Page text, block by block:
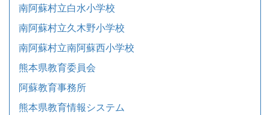
南阿蘇村立白水小学校
南阿蘇村立久木野小学校
南阿蘇村立南阿蘇西小学校
熊本県教育委員会
阿蘇教育事務所
熊本県教育情報システム